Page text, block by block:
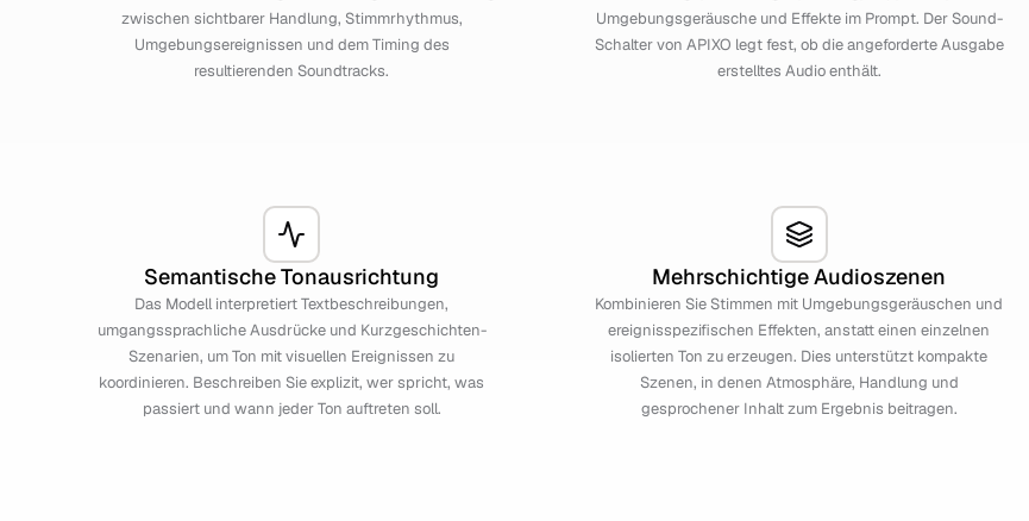
zwischen sichtbarer Handlung, Stimmrhythmus,
Umgebungsereignissen und dem Timing des
resultierenden Soundtracks.
Umgebungsgeräusche und Effekte im Prompt. Der Sound-
Schalter von APIXO legt fest, ob die angeforderte Ausgabe
erstelltes Audio enthält.
Semantische Tonausrichtung
Das Modell interpretiert Textbeschreibungen,
umgangssprachliche Ausdrücke und Kurzgeschichten-
Szenarien, um Ton mit visuellen Ereignissen zu
koordinieren. Beschreiben Sie explizit, wer spricht, was
passiert und wann jeder Ton auftreten soll.
Mehrschichtige Audioszenen
Kombinieren Sie Stimmen mit Umgebungsgeräuschen und
ereignisspezifischen Effekten, anstatt einen einzelnen
isolierten Ton zu erzeugen. Dies unterstützt kompakte
Szenen, in denen Atmosphäre, Handlung und
gesprochener Inhalt zum Ergebnis beitragen.